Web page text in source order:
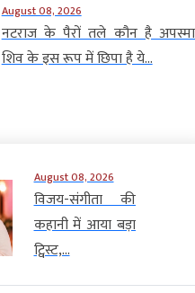
August 08, 2026
नटराज के पैरों तले कौन है
शिव के इस रूप में छिपा है ये...
August 08, 2026
विजय-संगीता की
कहानी में आया बड़ा
ट्विस्ट,...